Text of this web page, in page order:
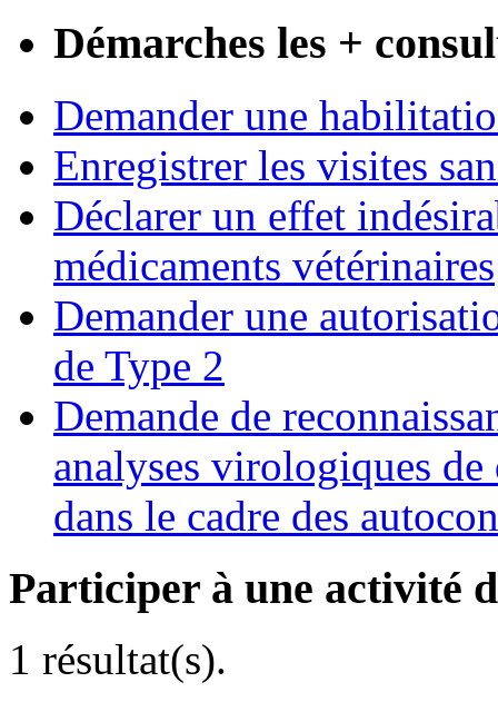
Démarches les +
Demander une
Enregistrer les visites
Déclarer un effet
médicaments vétérinaires
Demander une
de Type 2
Demande de
analyses virologiques
dans le cadre des
Participer à une activité
1 résultat(s).